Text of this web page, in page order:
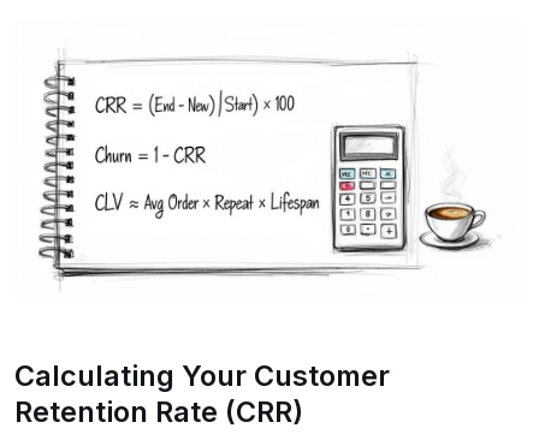
Calculating Your Customer
Retention Rate (CRR)